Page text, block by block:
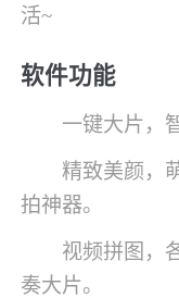
活~
软件功能
一键大片，
精致美颜，
拍神器。
视频拼图，
奏大片。